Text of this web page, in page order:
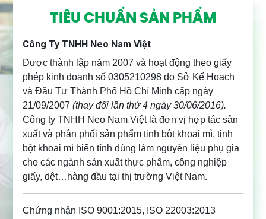
TIÊU CHUẨN SẢN PHẨM
Công Ty TNHH Neo Nam Việt
Được thành lập năm 2007 và hoạt động theo giấy
phép kinh doanh số 0305210298 do Sở Kế Hoạch
và Đầu Tư Thành Phố Hồ Chí Minh cấp ngày
21/09/2007 (thay đổi lần thứ 4 ngày 30/06/2016).
Công ty TNHH Neo Nam Việt là đơn vị hợp tác sản
xuất và phân phối sản phẩm tinh bột khoai mì, tinh
bột khoai mì biến tính dùng làm nguyên liệu phụ gia
cho các ngành sản xuất thực phẩm, công nghiệp
giấy, dệt…hàng đầu tại thị trường Việt Nam.
Chứng nhận ISO 9001:2015, ISO 22003:2013